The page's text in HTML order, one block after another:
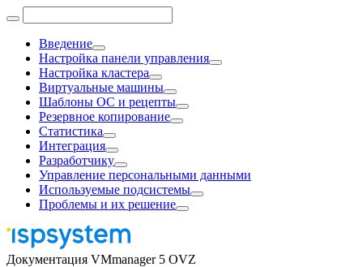
Введение
Настройка панели управления
Настройка кластера
Виртуальные машины
Шаблоны ОС и рецепты
Резервное копирование
Статистика
Интеграция
Разработчику
Управление персональными данными
Используемые подсистемы
Проблемы и их решение
Документация VMmanager 5 OVZ